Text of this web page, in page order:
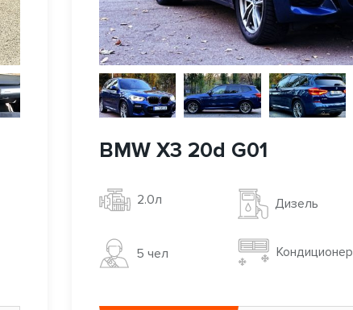
BMW X3 20d G01
2.0л Дизель
5 чел Кондиционер